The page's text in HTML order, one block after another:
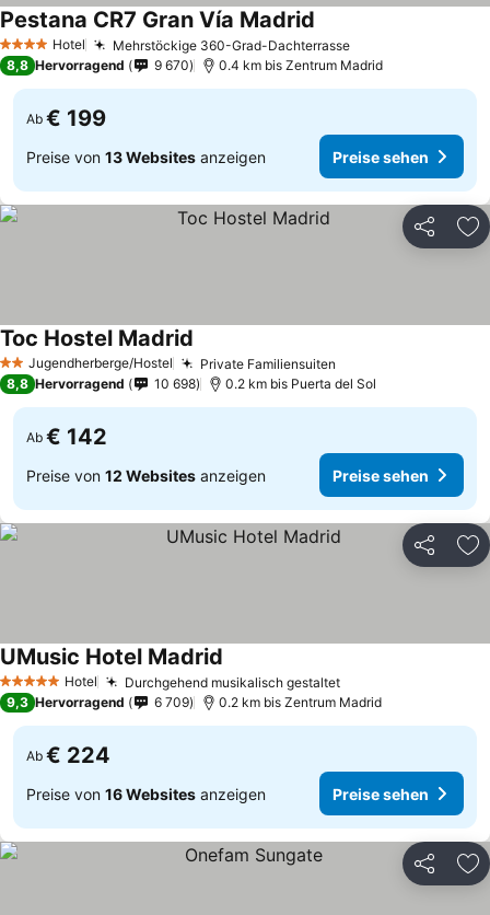
4 Sterne Hotel Mehrstöckige 360-Grad-DachterrassePreise sehen
Pestana CR7 Gran Vía Madrid
8,8 Hervorragend 9 670 0.4 km bis Zentrum Madrid
Ab € 199
Preise von 13 Websites anzeigen Preise sehen
Teilen
2 SterneJugendherberge/Hostel Private Familiensuiten
Toc Hostel Madrid
8,8 Hervorragend 10 698 0.2 km bis Puerta del Sol
Ab € 142
Preise von 12 Websites anzeigen Preise sehen
Teilen
5 Sterne Hotel Durchgehend musikalisch gestaltetPreise sehen
UMusic Hotel Madrid
9,3 Hervorragend 6 709 0.2 km bis Zentrum Madrid
Ab € 224
Preise von 16 Websites anzeigen Preise sehen
Teilen